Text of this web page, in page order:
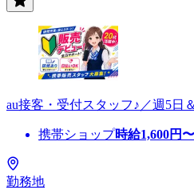
au接客・受付スタッフ♪／週5日
携帯ショップ時給1,600円〜
勤務地